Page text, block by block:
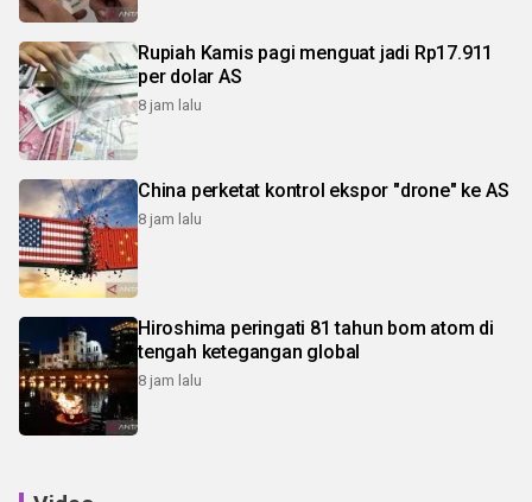
Rupiah Kamis pagi menguat jadi Rp17.911
per dolar AS
8 jam lalu
China perketat kontrol ekspor "drone" ke AS
8 jam lalu
Hiroshima peringati 81 tahun bom atom di
tengah ketegangan global
8 jam lalu